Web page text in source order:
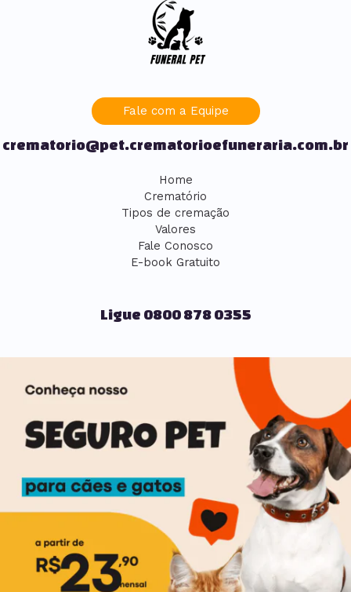
Fale com a Equipe
crematorio@pet.crematorioefuneraria.com.br
Home
Crematório
Tipos de cremação
Valores
Fale Conosco
E-book Gratuito
Ligue 0800 878 0355